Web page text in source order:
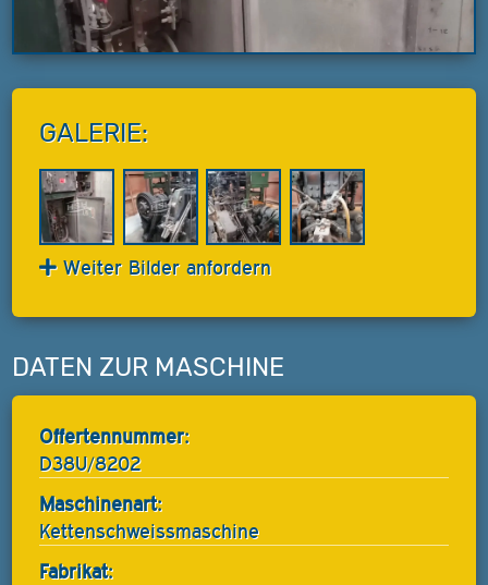
GALERIE:
Weiter Bilder anfordern
DATEN ZUR MASCHINE
Offertennummer:
D38U/8202
Maschinenart:
Kettenschweissmaschine
Fabrikat: